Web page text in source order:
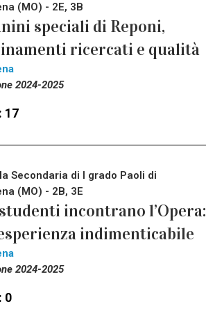
(MO) - 2E, 3B
speciali di Reponi,
ricercati e qualità
2024-2025
17
Secondaria di I grado Paoli di
(MO) - 2B, 3E
incontrano l’Opera:
indimenticabile
2024-2025
0